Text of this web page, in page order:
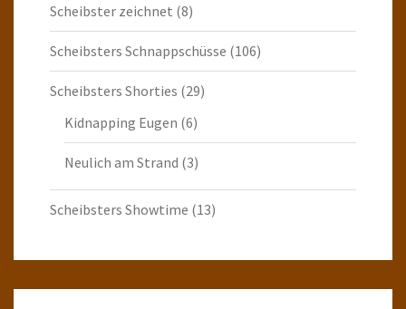
Scheibster zeichnet (8)
Scheibsters Schnappschüsse (106)
Scheibsters Shorties (29)
Kidnapping Eugen (6)
Neulich am Strand (3)
Scheibsters Showtime (13)